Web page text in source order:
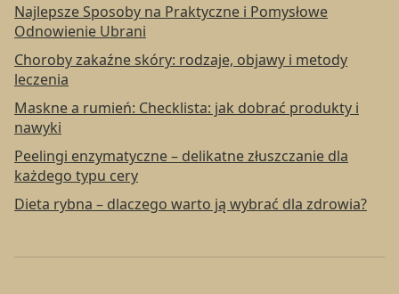
Najlepsze Sposoby na Praktyczne i Pomysłowe
Odnowienie Ubrani
Choroby zakaźne skóry: rodzaje, objawy i metody
leczenia
Maskne a rumień: Checklista: jak dobrać produkty i
nawyki
Peelingi enzymatyczne – delikatne złuszczanie dla
każdego typu cery
Dieta rybna – dlaczego warto ją wybrać dla zdrowia?